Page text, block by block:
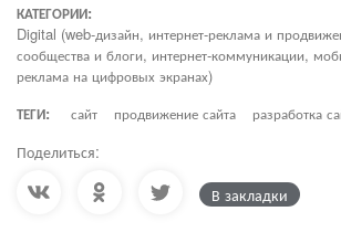
КАТЕГОРИИ:
Digital (web-дизайн, интернет-реклама и
сообщества и блоги, интернет-коммуникации,
реклама на цифровых экранах)
ТЕГИ:
сайт продвижение сайта разработка
Поделиться:
В закладки